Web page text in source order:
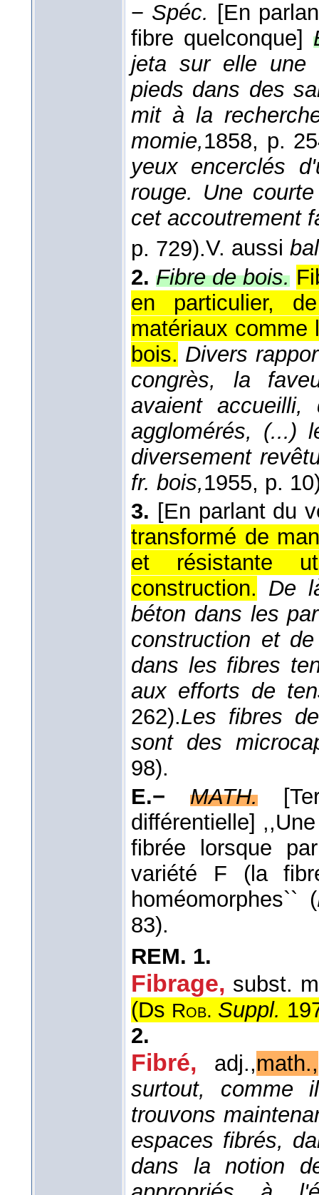
− Spéc. [En
fibre quelconque]
jeta sur elle une
pieds dans des
mit à la
momie,1858, p.
yeux encerclés
rouge. Une
cet accoutrement
p. 729).V. aussi
2. Fibre de bois.
en particulier,
matériaux comme
bois. Divers
congrès, la
avaient
agglomérés, (...)
diversement
fr. bois,1955, p.
3. [En parlant du
transformé de
et résistante
construction. De
béton dans les
construction et
dans les fibres
aux efforts de
262).Les fibres
sont des
98).
E.−
MATH.
différentielle]
fibrée lorsque
variété F (la
homéomorphes`` (
83).
REM. 1.
Fibrage, subst.
(Ds Rob. Suppl.
2.
Fibré, adj.,math.,
surtout, comme
trouvons
espaces fibrés,
dans la notion